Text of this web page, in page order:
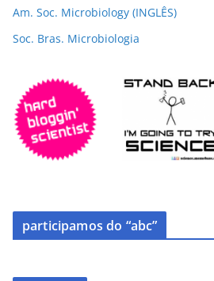
Am. Soc. Microbiology (INGLÊS)
Soc. Bras. Microbiologia
participamos do “abc”